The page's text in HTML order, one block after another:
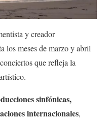
y creador
los meses de marzo y abril
que refleja la
sinfónicas,
internacionales,